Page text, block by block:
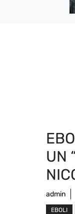
UN
admin
EBOLI